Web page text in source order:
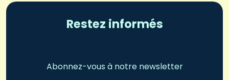
Restez informés
Abonnez-vous à notre newsletter